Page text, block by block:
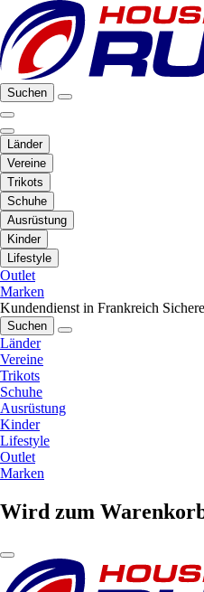
Suchen
Länder
Vereine
Trikots
Schuhe
Ausrüstung
Kinder
Lifestyle
Outlet
Marken
Kundendienst in Frankreich
Suchen
Länder
Vereine
Trikots
Schuhe
Ausrüstung
Kinder
Lifestyle
Outlet
Marken
Wird zum